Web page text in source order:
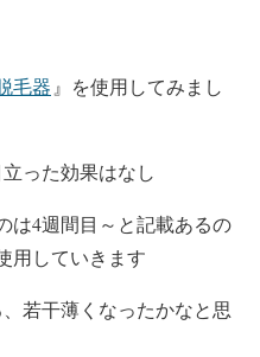
毛器 』を使用してみまし
った効果はなし
は4週間目～と記載あるの
用していきます
若干薄くなったかなと思